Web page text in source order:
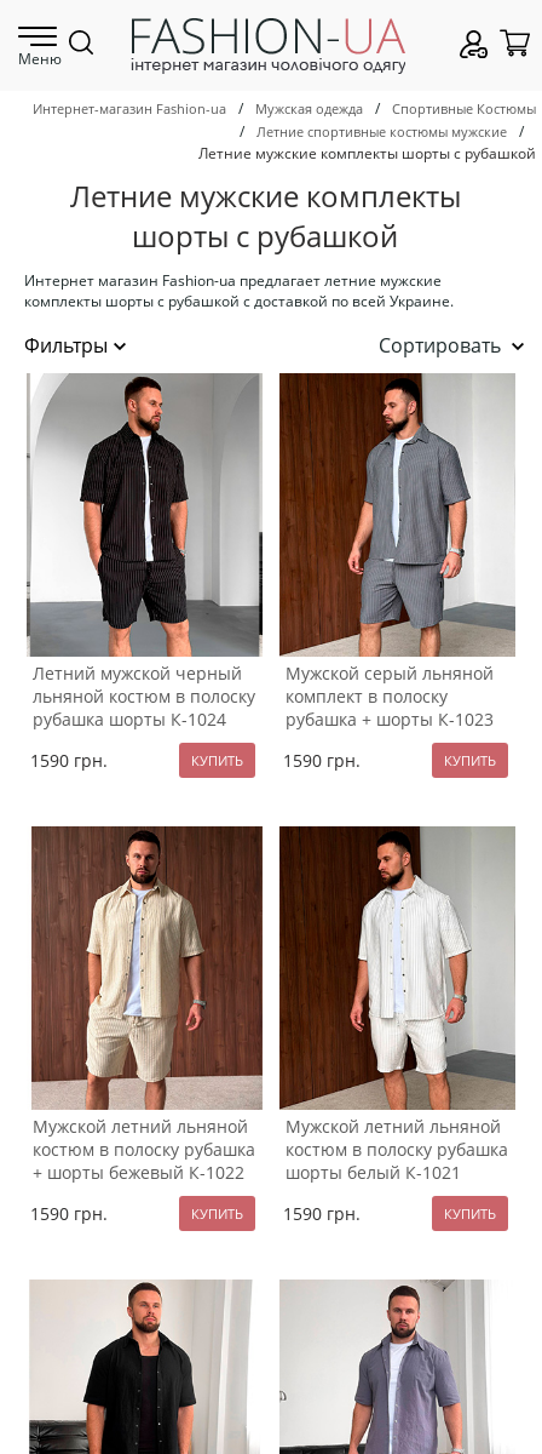
Меню
Интернет-магазин Fashion-ua / Мужская одежда / Спортивные Костюмы
/ Летние спортивные костюмы мужские
/
Летние мужские комплекты шорты с рубашкой
Летние мужские комплекты
шорты с рубашкой
Интернет магазин Fashion-ua предлагает летние мужские
комплекты шорты с рубашкой с доставкой по всей Украине.
Сортировать
Летний мужской черный
льняной костюм в полоску
рубашка шорты К-1024
1590 грн.
Мужской серый льняной
комплект в полоску
рубашка + шорты К-1023
1590 грн.
Мужской летний льняной
костюм в полоску рубашка
+ шорты бежевый К-1022
1590 грн.
Мужской летний льняной
костюм в полоску рубашка
шорты белый К-1021
1590 грн.